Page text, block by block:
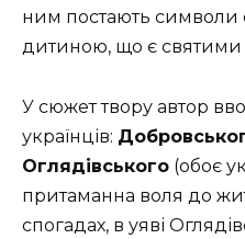
ним постають символи
дитиною, що є святими
У сюжет твору автор
українців:
Оглядівського (обоє
притаманна воля до
спогадах, в уяві